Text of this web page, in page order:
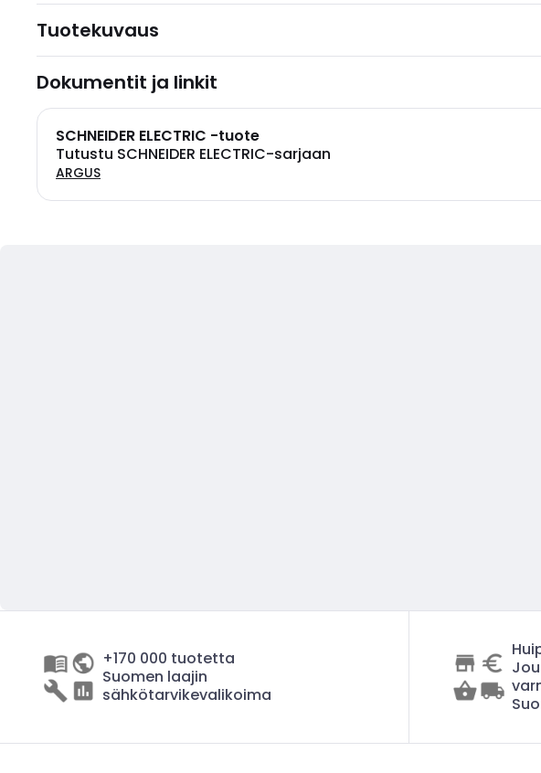
Tuotekuvaus
Dokumentit ja linkit
SCHNEIDER ELECTRIC -tuote
Tutustu SCHNEIDER ELECTRIC-sarjaan
ARGUS
+170 000 tuotetta
Suomen laajin
sähkötarvikevalikoima